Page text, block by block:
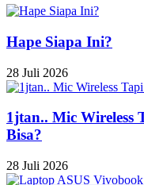
Hape Siapa Ini?
28 Juli 2026
1jtan.. Mic Wireless
Bisa?
28 Juli 2026